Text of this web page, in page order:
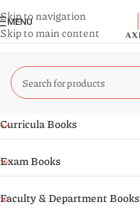
Skip to navigation
Skip to main content
MENU
Curricula Books
Exam Books
Faculty & Department Books